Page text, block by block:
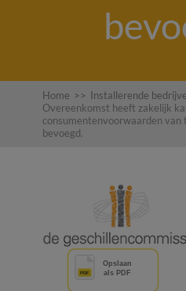
Home >> Installerende
Overeenkomst heeft zakelijk
consumentenvoorwaarden van
bevoegd.